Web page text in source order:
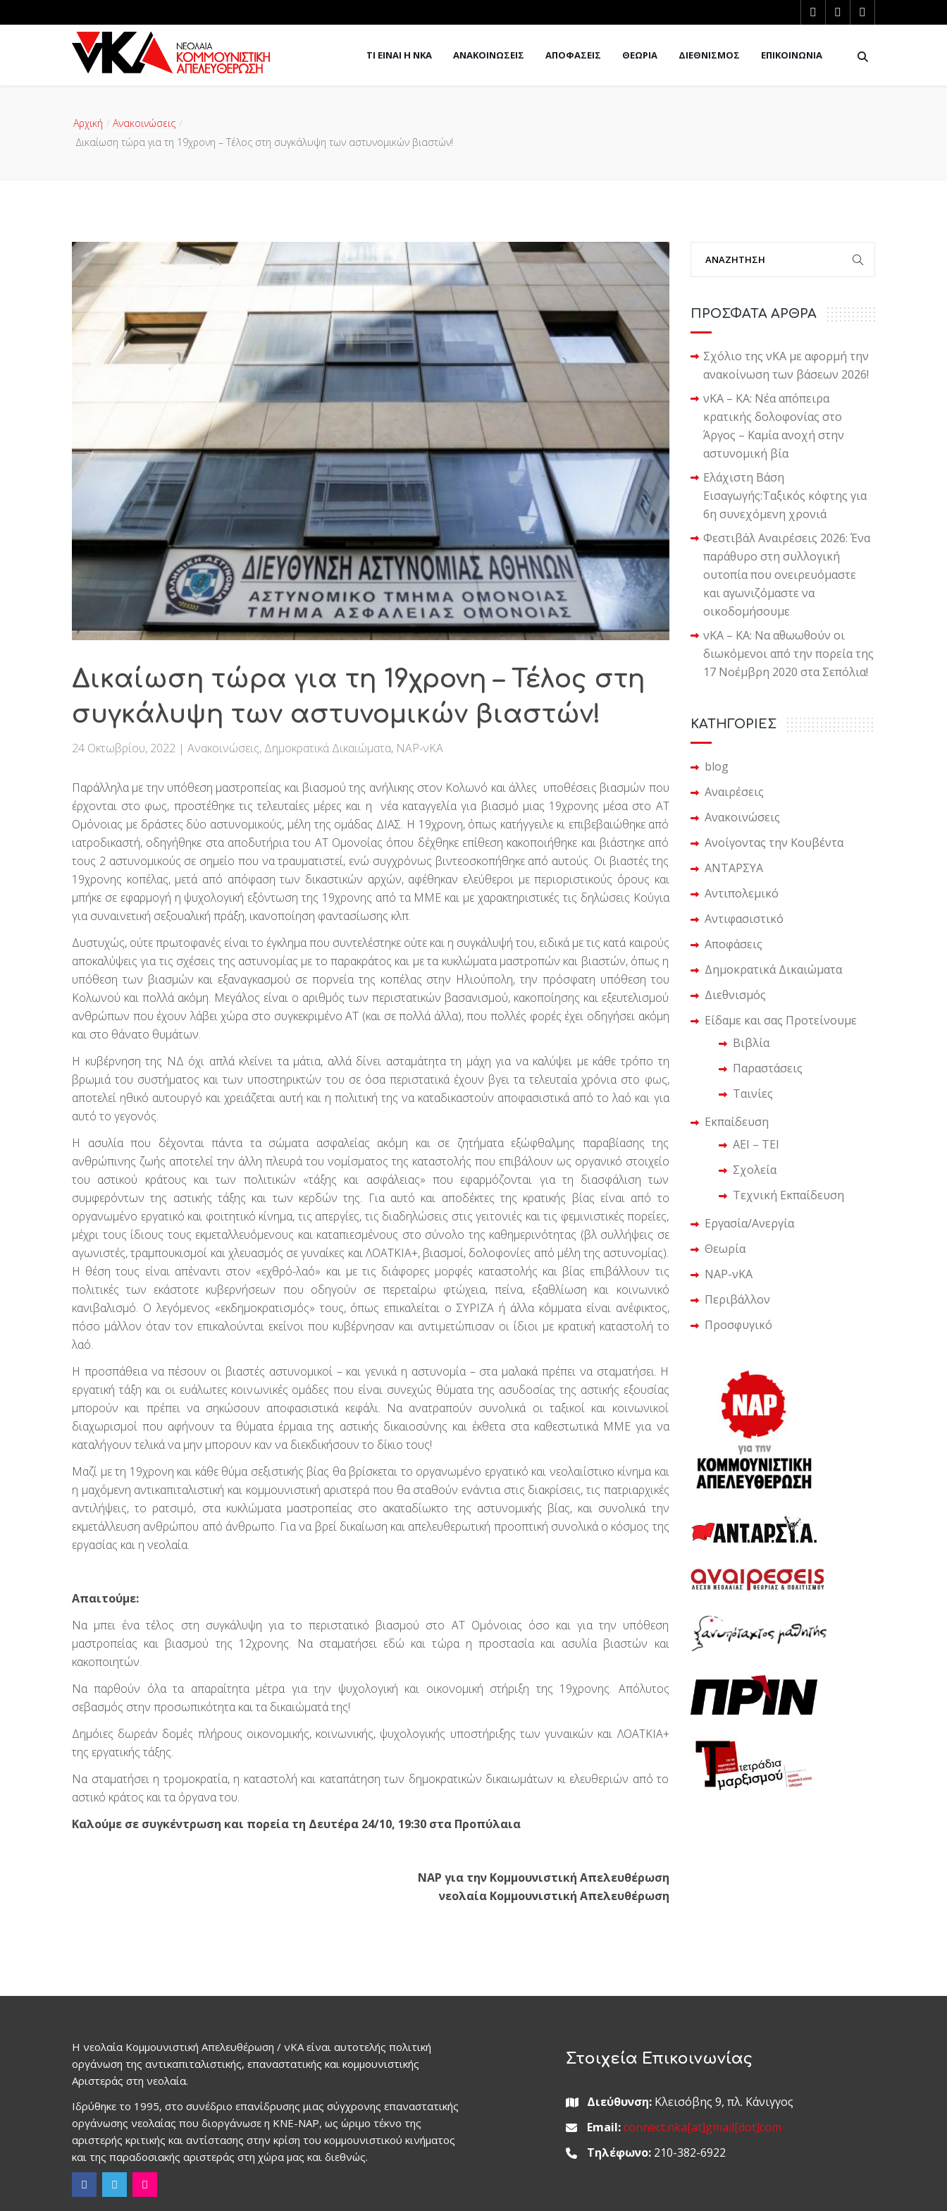
ΤΙ ΕΙΝΑΙ Η ΝΚΑ ΑΝΑΚΟΙΝΩΣΕΙΣ ΑΠΟΦΑΣΕΙΣ ΘΕΩΡΙΑ ΔΙΕΘΝΙΣΜΟΣ ΕΠΙΚΟΙΝΩΝΙΑ
Αρχική
Ανακοινώσεις
Δικαίωση τώρα για τη 19χρονη – Τέλος στη συγκάλυψη των αστυνομικών βιαστών!
Δικαίωση τώρα για τη 19χρονη – Τέλος στη
συγκάλυψη των αστυνομικών βιαστών!
24 Οκτωβρίου, 2022 | Ανακοινώσεις, Δημοκρατικά Δικαιώματα, ΝΑΡ-νΚΑ
Παράλληλα με την υπόθεση μαστροπείας και βιασμού της ανήλικης στον Κολωνό και άλλες υποθέσεις βιασμών που
έρχονται στο φως, προστέθηκε τις τελευταίες μέρες και η νέα καταγγελία για βιασμό μιας 19χρονης μέσα στο ΑΤ
Ομόνοιας με δράστες δύο αστυνομικούς, μέλη της ομάδας ΔΙΑΣ. Η 19χρονη, όπως κατήγγειλε κι επιβεβαιώθηκε από
ιατροδικαστή, οδηγήθηκε στα αποδυτήρια του ΑΤ Ομονοίας όπου δέχθηκε επίθεση κακοποιήθηκε και βιάστηκε από
τους 2 αστυνομικούς σε σημείο που να τραυματιστεί, ενώ συγχρόνως βιντεοσκοπήθηκε από αυτούς. Οι βιαστές της
19χρονης κοπέλας, μετά από απόφαση των δικαστικών αρχών, αφέθηκαν ελεύθεροι με περιοριστικούς όρους και
μπήκε σε εφαρμογή η ψυχολογική εξόντωση της 19χρονης από τα ΜΜΕ και με χαρακτηριστικές τις δηλώσεις Κούγια
για συναινετική σεξουαλική πράξη, ικανοποίηση φαντασίωσης κλπ.
Δυστυχώς, ούτε πρωτοφανές είναι το έγκλημα που συντελέστηκε ούτε και η συγκάλυψή του, ειδικά με τις κατά καιρούς
αποκαλύψεις για τις σχέσεις της αστυνομίας με το παρακράτος και με τα κυκλώματα μαστροπών και βιαστών, όπως η
υπόθεση των βιασμών και εξαναγκασμού σε πορνεία της κοπέλας στην Ηλιούπολη, την πρόσφατη υπόθεση του
Κολωνού και πολλά ακόμη. Μεγάλος είναι ο αριθμός των περιστατικών βασανισμού, κακοποίησης και εξευτελισμού
ανθρώπων που έχουν λάβει χώρα στο συγκεκριμένο ΑΤ (και σε πολλά άλλα), που πολλές φορές έχει οδηγήσει ακόμη
και στο θάνατο θυμάτων.
Η κυβέρνηση της ΝΔ όχι απλά κλείνει τα μάτια, αλλά δίνει ασταμάτητα τη μάχη για να καλύψει με κάθε τρόπο τη
βρωμιά του συστήματος και των υποστηρικτών του σε όσα περιστατικά έχουν βγει τα τελευταία χρόνια στο φως,
αποτελεί ηθικό αυτουργό και χρειάζεται αυτή και η πολιτική της να καταδικαστούν αποφασιστικά από το λαό και για
αυτό το γεγονός.
Η ασυλία που δέχονται πάντα τα σώματα ασφαλείας ακόμη και σε ζητήματα εξώφθαλμης παραβίασης της
ανθρώπινης ζωής αποτελεί την άλλη πλευρά του νομίσματος της καταστολής που επιβάλουν ως οργανικό στοιχείο
του αστικού κράτους και των πολιτικών «τάξης και ασφάλειας» που εφαρμόζονται για τη διασφάλιση των
συμφερόντων της αστικής τάξης και των κερδών της. Για αυτό και αποδέκτες της κρατικής βίας είναι από το
οργανωμένο εργατικό και φοιτητικό κίνημα, τις απεργίες, τις διαδηλώσεις στις γειτονιές και τις φεμινιστικές πορείες,
μέχρι τους ίδιους τους εκμεταλλευόμενους και καταπιεσμένους στο σύνολο της καθημερινότητας (βλ συλλήψεις σε
αγωνιστές, τραμπουκισμοί και χλευασμός σε γυναίκες και ΛΟΑΤΚΙΑ+, βιασμοί, δολοφονίες από μέλη της αστυνομίας).
Η θέση τους είναι απέναντι στον «εχθρό-λαό» και με τις διάφορες μορφές καταστολής και βίας επιβάλλουν τις
πολιτικές των εκάστοτε κυβερνήσεων που οδηγούν σε περεταίρω φτώχεια, πείνα, εξαθλίωση και κοινωνικό
κανιβαλισμό. Ο λεγόμενος «εκδημοκρατισμός» τους, όπως επικαλείται ο ΣΥΡΙΖΑ ή άλλα κόμματα είναι ανέφικτος,
πόσο μάλλον όταν τον επικαλούνται εκείνοι που κυβέρνησαν και αντιμετώπισαν οι ίδιοι με κρατική καταστολή το
λαό.
Η προσπάθεια να πέσουν οι βιαστές αστυνομικοί – και γενικά η αστυνομία – στα μαλακά πρέπει να σταματήσει. Η
εργατική τάξη και οι ευάλωτες κοινωνικές ομάδες που είναι συνεχώς θύματα της ασυδοσίας της αστικής εξουσίας
μπορούν και πρέπει να σηκώσουν αποφασιστικά κεφάλι. Να ανατραπούν συνολικά οι ταξικοί και κοινωνικοί
διαχωρισμοί που αφήνουν τα θύματα έρμαια της αστικής δικαιοσύνης και έκθετα στα καθεστωτικά ΜΜΕ για να
καταλήγουν τελικά να μην μπορουν καν να διεκδικήσουν το δίκιο τους!
Μαζί με τη 19χρονη και κάθε θύμα σεξιστικής βίας θα βρίσκεται το οργανωμένο εργατικό και νεολαιίστικο κίνημα και
η μαχόμενη αντικαπιταλιστική και κομμουνιστική αριστερά που θα σταθούν ενάντια στις διακρίσεις, τις πατριαρχικές
αντιλήψεις, το ρατσιμό, στα κυκλώματα μαστροπείας στο ακαταδίωκτο της αστυνομικής βίας, και συνολικά την
εκμετάλλευση ανθρώπου από άνθρωπο. Για να βρεί δικαίωση και απελευθερωτική προοπτική συνολικά ο κόσμος της
εργασίας και η νεολαία.
Απαιτούμε:
Να μπει ένα τέλος στη συγκάλυψη για το περιστατικό βιασμού στο ΑΤ Ομόνοιας όσο και για την υπόθεση
μαστροπείας και βιασμού της 12χρονης. Να σταματήσει εδώ και τώρα η προστασία και ασυλία βιαστών και
κακοποιητών.
Να παρθούν όλα τα απαραίτητα μέτρα για την ψυχολογική και οικονομική στήριξη της 19χρονης. Απόλυτος
σεβασμός στην προσωπικότητα και τα δικαιώματά της!
Δημόιες δωρεάν δομές πλήρους οικονομικής, κοινωνικής, ψυχολογικής υποστήριξης των γυναικών και ΛΟΑΤΚΙΑ+
της εργατικής τάξης.
Να σταματήσει η τρομοκρατία, η καταστολή και καταπάτηση των δημοκρατικών δικαιωμάτων κι ελευθεριών από το
αστικό κράτος και τα όργανα του.
Καλούμε σε συγκέντρωση και πορεία τη Δευτέρα 24/10, 19:30 στα Προπύλαια
ΝΑΡ για την Κομμουνιστική Απελευθέρωση
νεολαία Κομμουνιστική Απελευθέρωση
ΠΡΟΣΦΑΤΑ ΑΡΘΡΑ
Σχόλιο της νΚΑ με αφορμή την
ανακοίνωση των βάσεων 2026!
νΚΑ – ΚΑ: Νέα απόπειρα
κρατικής δολοφονίας στο
Άργος – Καμία ανοχή στην
αστυνομική βία
Ελάχιστη Βάση
Εισαγωγής:Ταξικός κόφτης για
6η συνεχόμενη χρονιά
Φεστιβάλ Αναιρέσεις 2026: Ένα
παράθυρο στη συλλογική
ουτοπία που ονειρευόμαστε
και αγωνιζόμαστε να
οικοδομήσουμε
νΚΑ – ΚΑ: Να αθωωθούν οι
διωκόμενοι από την πορεία της
17 Νοέμβρη 2020 στα Σεπόλια!
KΑΤΗΓΟΡΙΕΣ
blog
Αναιρέσεις
Ανακοινώσεις
Ανοίγοντας την Κουβέντα
ΑΝΤΑΡΣΥΑ
Αντιπολεμικό
Αντιφασιστικό
Αποφάσεις
Δημοκρατικά Δικαιώματα
Διεθνισμός
Είδαμε και σας Προτείνουμε
Βιβλία
Παραστάσεις
Ταινίες
Εκπαίδευση
ΑΕΙ – ΤΕΙ
Σχολεία
Τεχνική Εκπαίδευση
Εργασία/Ανεργία
Θεωρία
ΝΑΡ-νΚΑ
Περιβάλλον
Προσφυγικό
Η νεολαία Κομμουνιστική Απελευθέρωση / νΚΑ είναι αυτοτελής πολιτική
οργάνωση της αντικαπιταλιστικής, επαναστατικής και κομμουνιστικής
Αριστεράς στη νεολαία.
Ιδρύθηκε το 1995, στο συνέδριο επανίδρυσης μιας σύγχρονης επαναστατικής
οργάνωσης νεολαίας που διοργάνωσε η ΚΝΕ-ΝΑΡ, ως ώριμο τέκνο της
αριστερής κριτικής και αντίστασης στην κρίση του κομμουνιστικού κινήματος
και της παραδοσιακής αριστεράς στη χώρα μας και διεθνώς.
Στοιχεία Επικοινωνίας
Διεύθυνση: Κλεισόβης 9, πλ. Κάνιγγος
Email:connect.nka[at]gmail[dot]com
Τηλέφωνο: 210-382-6922